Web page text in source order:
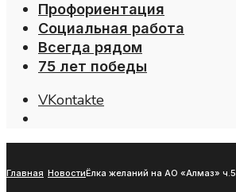
Профориентация
Социальная работа
Всегда рядом
75 лет победы
VKontakte
Главная НовостиЁлка желаний на АО «Алмаз» ч.5